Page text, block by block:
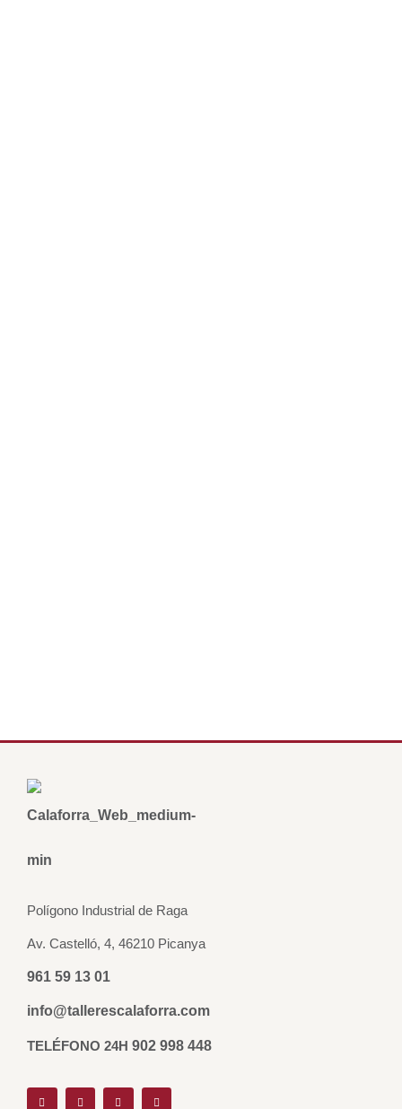
Polígono Industrial de Raga
Av. Castelló, 4, 46210 Picanya
961 59 13 01
info@tallerescalaforra.com
TELÉFONO 24H 902 998 448